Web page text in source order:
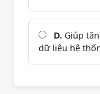
D. Giúp
dữ liệu hệ